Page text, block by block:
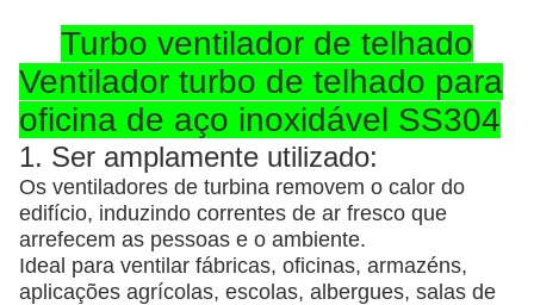
Turbo ventilador de telhado
Ventilador turbo de telhado para
oficina de aço inoxidável SS304
1. Ser amplamente utilizado:
Os ventiladores de turbina removem o calor do
edifício, induzindo correntes de ar fresco que
arrefecem as pessoas e o ambiente.
Ideal para ventilar fábricas, oficinas, armazéns,
aplicações agrícolas, escolas, albergues, salas de